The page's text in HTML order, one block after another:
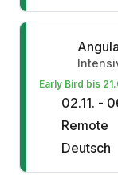
Early Bird bis
02.11. -
Remote
Deutsch